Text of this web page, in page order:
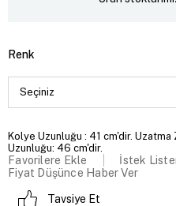
Renk
Kolye Uzunluğu : 41 cm'dir.
Uzunluğu: 46 cm'dir.
Favorilere Ekle
İstek
Fiyat Düşünce Haber Ver
Tavsiye Et